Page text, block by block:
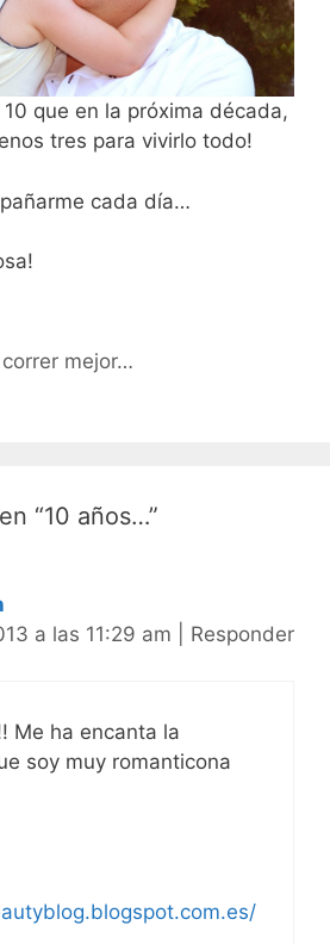
que en la próxima década,
tres para vivirlo todo!
cada día…
mejor…
“10 años…”
a las 11:29 am
Responder
Me ha encanta la
soy muy romanticona